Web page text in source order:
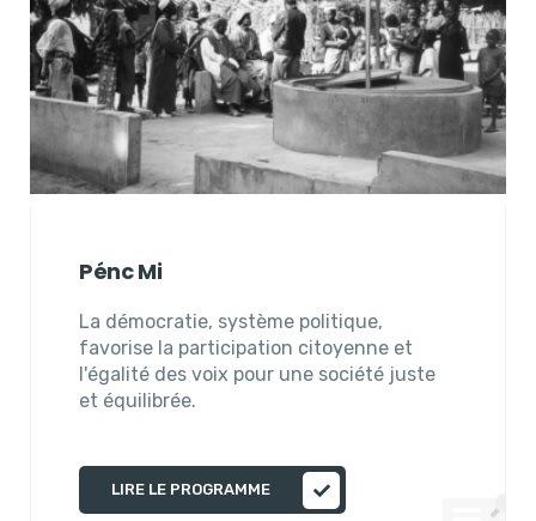
Pénc Mi
La démocratie, système politique,
favorise la participation citoyenne et
l'égalité des voix pour une société juste
et équilibrée.
LIRE LE PROGRAMME